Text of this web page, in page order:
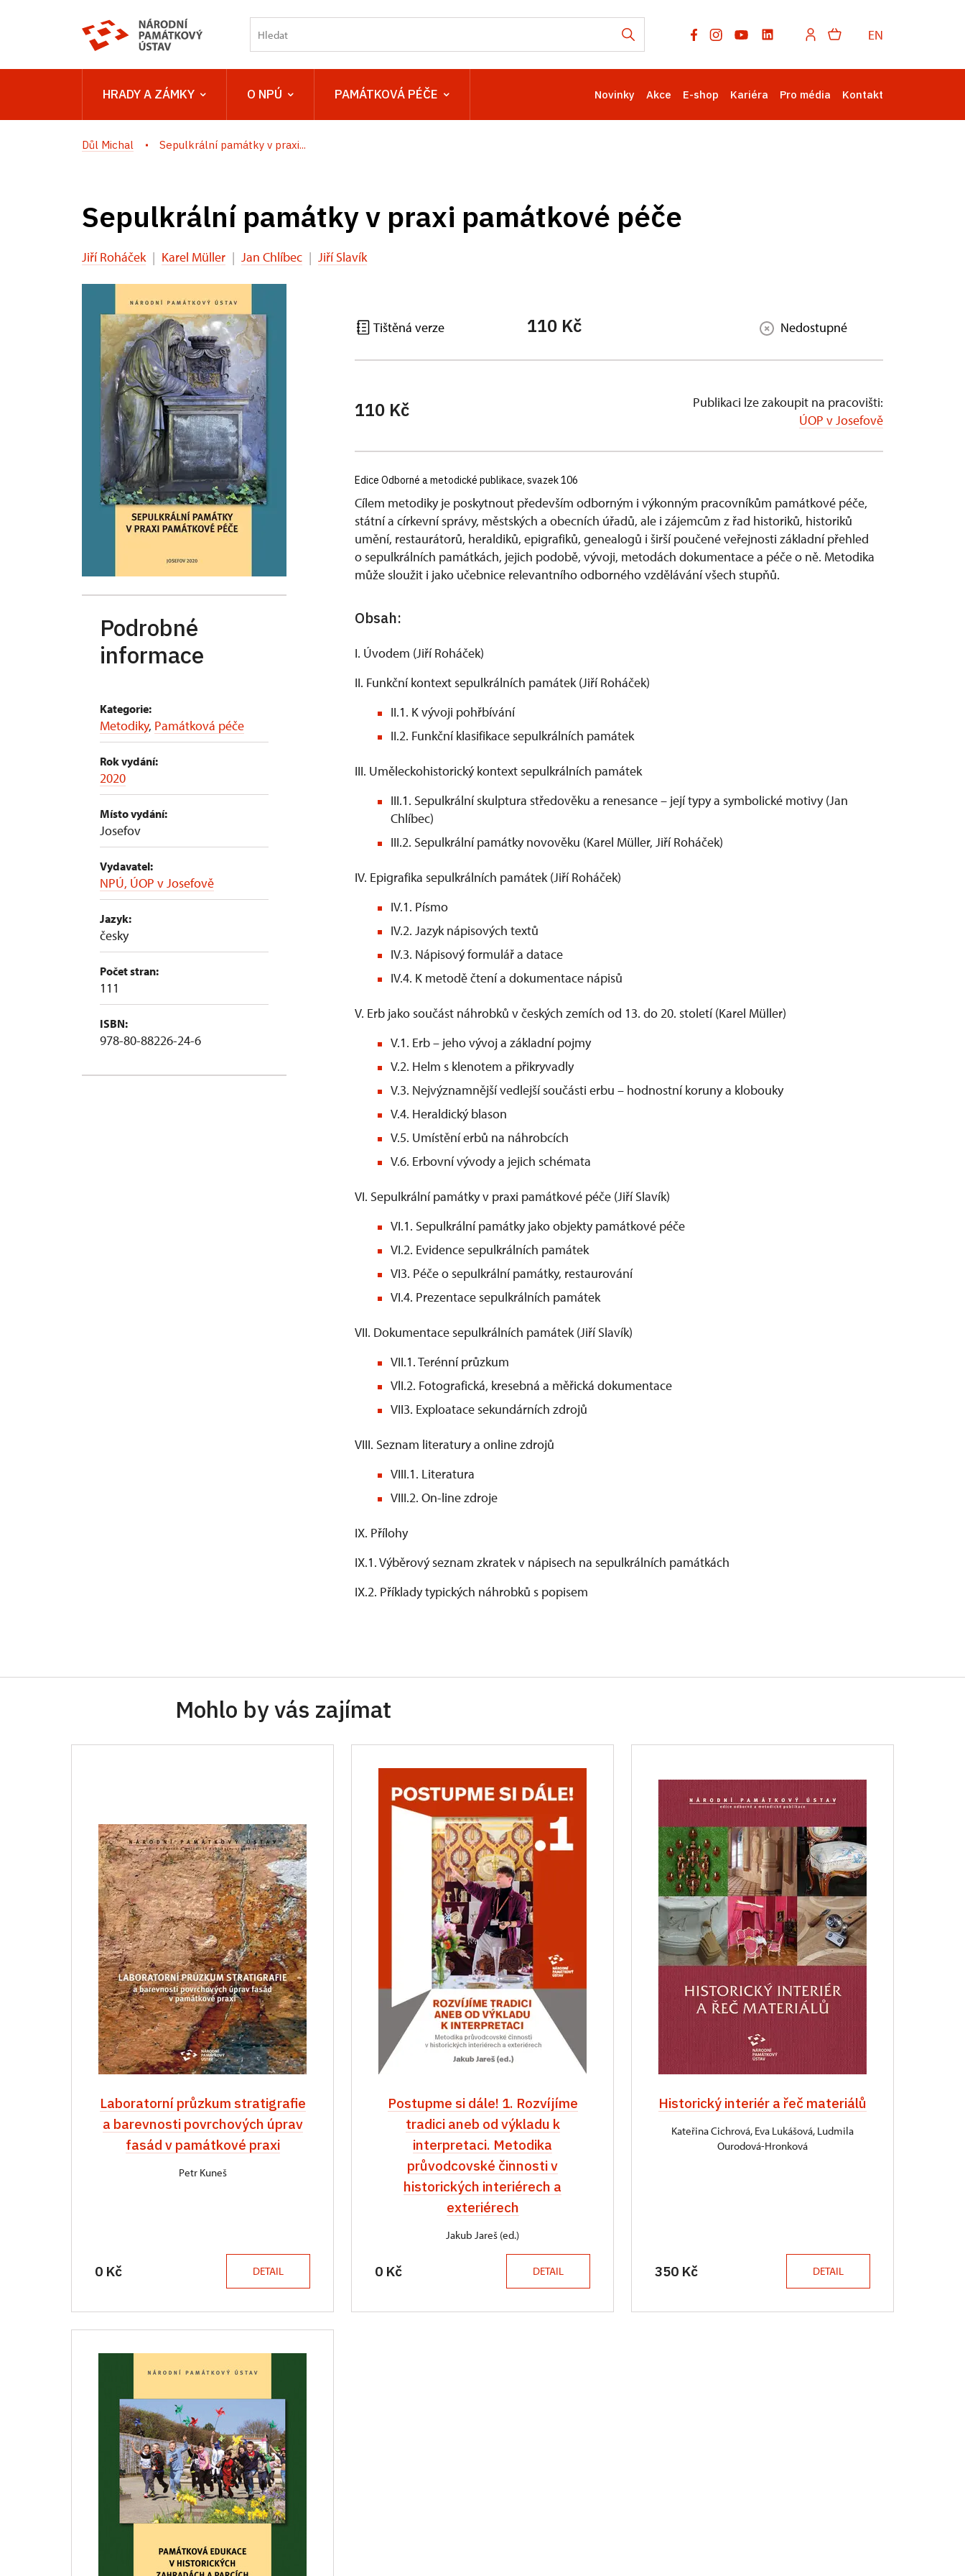
EN
HRADY A ZÁMKY O NPÚ PAMÁTKOVÁ PÉČE Novinky Akce E-shop Kariéra Pro média Kontakt
Důl Michal Sepulkrální památky v praxi...
Sepulkrální památky v praxi památkové péče
Jiří Roháček | Karel Müller | Jan Chlíbec | Jiří Slavík
Podrobné
informace
Kategorie:
Metodiky, Památková péče
Rok vydání:
2020
Místo vydání:
Josefov
Vydavatel:
NPÚ, ÚOP v Josefově
Jazyk:
česky
Počet stran:
111
ISBN:
978-80-88226-24-6
Tištěná verze 110 Kč Nedostupné
110 Kč
Publikaci lze zakoupit na pracovišti:
ÚOP v Josefově
Edice Odborné a metodické publikace, svazek 106
Cílem metodiky je poskytnout především odborným i výkonným pracovníkům památkové péče,
státní a církevní správy, městských a obecních úřadů, ale i zájemcům z řad historiků, historiků
umění, restaurátorů, heraldiků, epigrafiků, genealogů i širší poučené veřejnosti základní přehled
o sepulkrálních památkách, jejich podobě, vývoji, metodách dokumentace a péče o ně. Metodika
může sloužit i jako učebnice relevantního odborného vzdělávání všech stupňů.
Obsah:
I. Úvodem (Jiří Roháček)
II. Funkční kontext sepulkrálních památek (Jiří Roháček)
II.1. K vývoji pohřbívání
II.2. Funkční klasifikace sepulkrálních památek
III. Uměleckohistorický kontext sepulkrálních památek
III.1. Sepulkrální skulptura středověku a renesance – její typy a symbolické motivy (Jan
Chlíbec)
III.2. Sepulkrální památky novověku (Karel Müller, Jiří Roháček)
IV. Epigrafika sepulkrálních památek (Jiří Roháček)
IV.1. Písmo
IV.2. Jazyk nápisových textů
IV.3. Nápisový formulář a datace
IV.4. K metodě čtení a dokumentace nápisů
V. Erb jako součást náhrobků v českých zemích od 13. do 20. století (Karel Müller)
V.1. Erb – jeho vývoj a základní pojmy
V.2. Helm s klenotem a přikryvadly
V.3. Nejvýznamnější vedlejší součásti erbu – hodnostní koruny a klobouky
V.4. Heraldický blason
V.5. Umístění erbů na náhrobcích
V.6. Erbovní vývody a jejich schémata
VI. Sepulkrální památky v praxi památkové péče (Jiří Slavík)
VI.1. Sepulkrální památky jako objekty památkové péče
VI.2. Evidence sepulkrálních památek
VI3. Péče o sepulkrální památky, restaurování
VI.4. Prezentace sepulkrálních památek
VII. Dokumentace sepulkrálních památek (Jiří Slavík)
VII.1. Terénní průzkum
VlI.2. Fotografická, kresebná a měřická dokumentace
VII3. Exploatace sekundárních zdrojů
VIII. Seznam literatury a online zdrojů
VIII.1. Literatura
VIII.2. On-line zdroje
IX. Přílohy
IX.1. Výběrový seznam zkratek v nápisech na sepulkrálních památkách
IX.2. Příklady typických náhrobků s popisem
Mohlo by vás zajímat
Laboratorní průzkum stratigrafie
a barevnosti povrchových úprav
fasád v památkové praxi
Petr Kuneš
0 Kč DETAIL
Postupme si dále! 1. Rozvíjíme
tradici aneb od výkladu k
interpretaci. Metodika
průvodcovské činnosti v
historických interiérech a
exteriérech
Jakub Jareš (ed.)
0 Kč DETAIL
Historický interiér a řeč materiálů
Kateřina Cichrová, Eva Lukášová, Ludmila
Ourodová-Hronková
350 Kč DETAIL